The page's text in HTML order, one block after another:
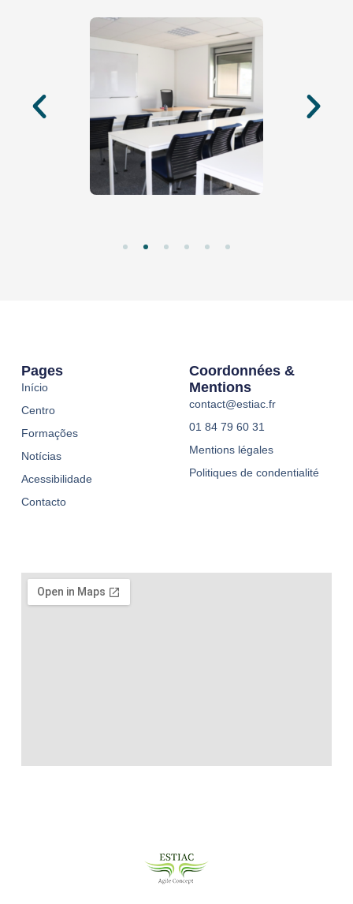
Pages
Início
Centro
Formações
Notícias
Acessibilidade
Contacto
Coordonnées &
Mentions
contact@estiac.fr
01 84 79 60 31
Mentions légales
Politiques de condentialité